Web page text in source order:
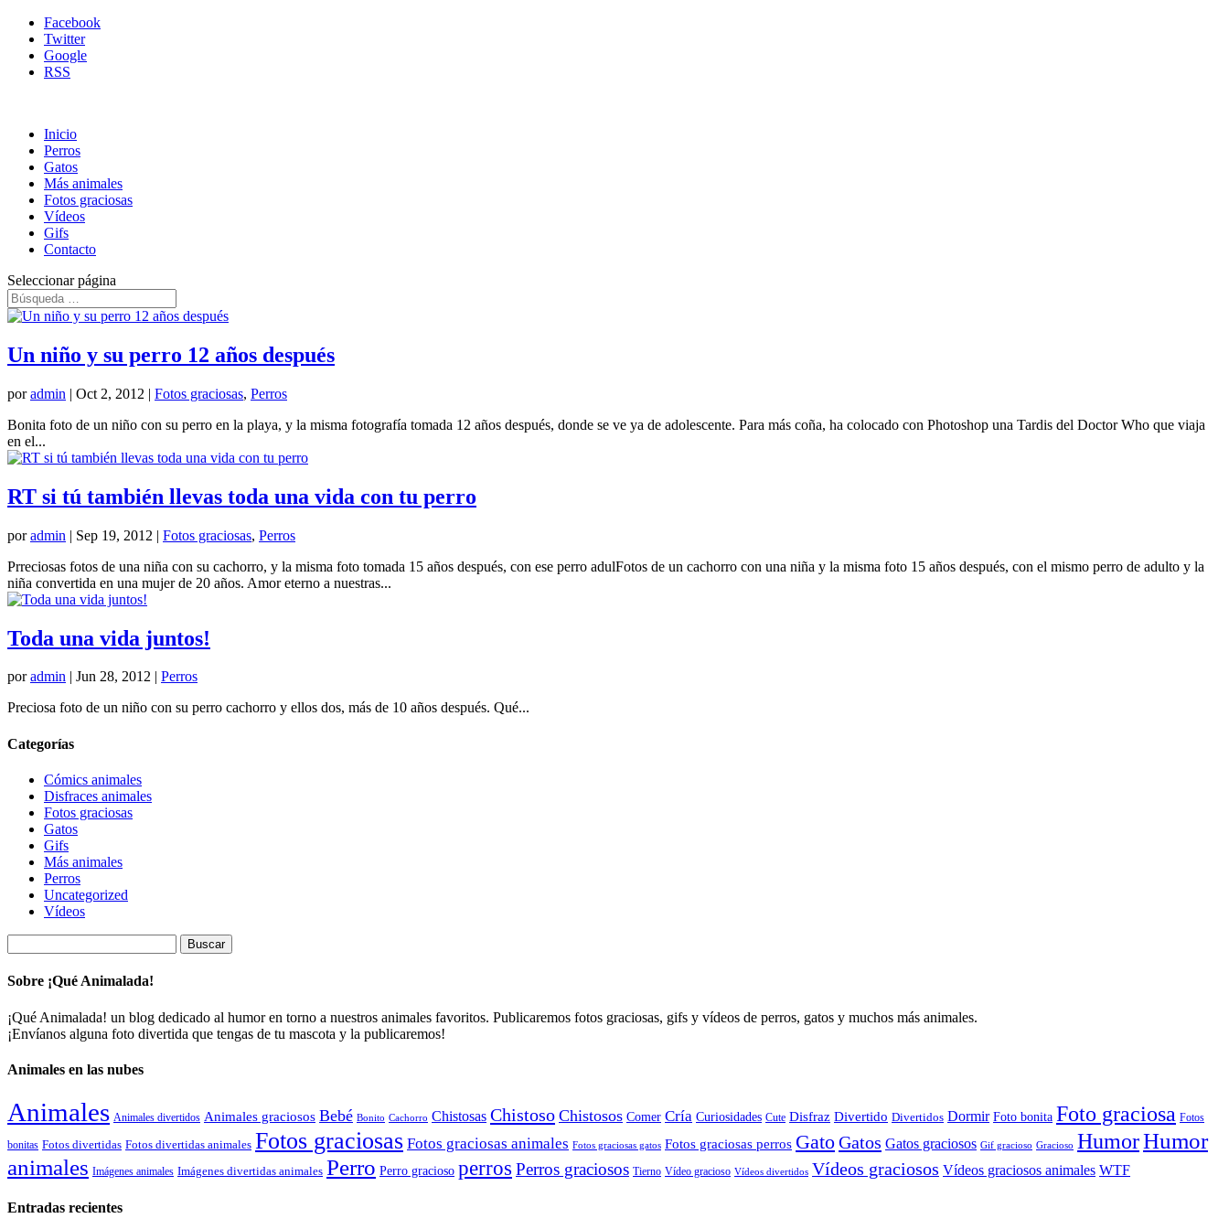
Facebook
Twitter
Google
RSS
Inicio
Perros
Gatos
Más animales
Fotos graciosas
Vídeos
Gifs
Contacto
Seleccionar página
Un niño y su perro 12 años después
poradmin | Oct 2, 2012 | Fotos graciosas, Perros
Bonita foto de un niño con su perro en la playa, y la misma fotografía tomada 12 años después, donde se ve ya de adolescente. Para más coña, ha colocado con Photoshop una Tardis del Doctor Who que viaja
en el...
RT si tú también llevas toda una vida con tu perro
poradmin | Sep 19, 2012 | Fotos graciosas, Perros
Prreciosas fotos de una niña con su cachorro, y la misma foto tomada 15 años después, con ese perro adulFotos de un cachorro con una niña y la misma foto 15 años después, con el mismo perro de adulto y la
niña convertida en una mujer de 20 años. Amor eterno a nuestras...
Toda una vida juntos!
poradmin | Jun 28, 2012 | Perros
Preciosa foto de un niño con su perro cachorro y ellos dos, más de 10 años después. Qué...
Categorías
Cómics animales
Disfraces animales
Fotos graciosas
Gatos
Gifs
Más animales
Perros
Uncategorized
Vídeos
Sobre ¡Qué Animalada!
¡Qué Animalada! un blog dedicado al humor en torno a nuestros animales favoritos. Publicaremos fotos graciosas, gifs y vídeos de perros, gatos y muchos más animales.
¡Envíanos alguna foto divertida que tengas de tu mascota y la publicaremos!
Animales en las nubes
Animales Animales divertidos Animales graciosos Bebé Bonito Cachorro Chistosas Chistoso Chistosos Comer Cría Curiosidades Cute Disfraz Divertido Divertidos Dormir Foto bonita Foto graciosa Fotos
bonitas Fotos divertidas Fotos divertidas animales Fotos graciosas Fotos graciosas animales Fotos graciosas gatos Fotos graciosas perros GatoGatos Gatos graciosos Gif gracioso Gracioso HumorHumor
animales Imágenes animales Imágenes divertidas animales Perro Perro gracioso perros Perros graciosos Tierno Vídeo gracioso Vídeos divertidos Vídeos graciosos Vídeos graciosos animales WTF
Entradas recientes